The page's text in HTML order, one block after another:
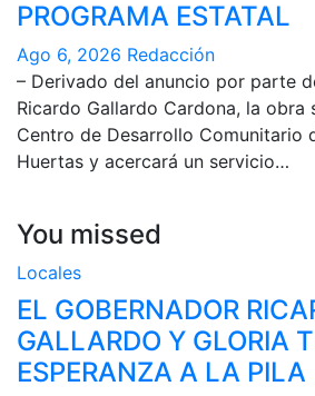
PROGRAMA ESTATAL
Ago 6, 2026 Redacción
– Derivado del anuncio por parte
Ricardo Gallardo Cardona, la obra
Centro de Desarrollo Comunitario
Huertas y acercará un servicio…
You missed
Locales
EL GOBERNADOR
GALLARDO Y GLORIA
ESPERANZA A LA PILA